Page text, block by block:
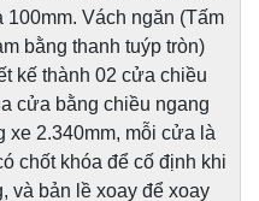
100mm. Vách ngăn (Tấm
bằng thanh tuýp tròn)
kế thành 02 cửa chiều
cửa bằng chiều ngang
xe 2.340mm, mỗi cửa là
chốt khóa để cố định khi
và bản lề xoay để xoay